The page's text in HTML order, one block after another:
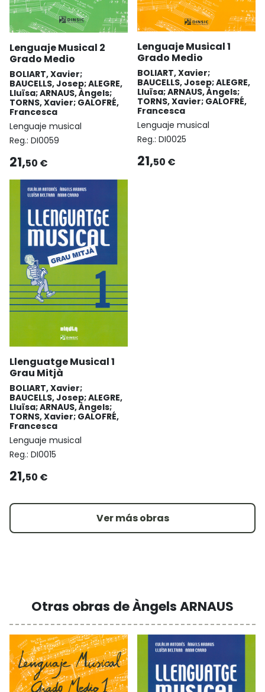
Lenguaje Musical 2
Grado Medio
BOLIART, Xavier;
BAUCELLS, Josep; ALEGRE,
Lluïsa; ARNAUS, Àngels;
TORNS, Xavier; GALOFRÉ,
Francesca
Lenguaje musical
Reg.: DI0059
21,50 €
Lenguaje Musical 1
Grado Medio
BOLIART, Xavier;
BAUCELLS, Josep; ALEGRE,
Lluïsa; ARNAUS, Àngels;
TORNS, Xavier; GALOFRÉ,
Francesca
Lenguaje musical
Reg.: DI0025
21,50 €
Llenguatge Musical 1
Grau Mitjà
BOLIART, Xavier;
BAUCELLS, Josep; ALEGRE,
Lluïsa; ARNAUS, Àngels;
TORNS, Xavier; GALOFRÉ,
Francesca
Lenguaje musical
Reg.: DI0015
21,50 €
Ver más obras
Otras obras de Àngels ARNAUS